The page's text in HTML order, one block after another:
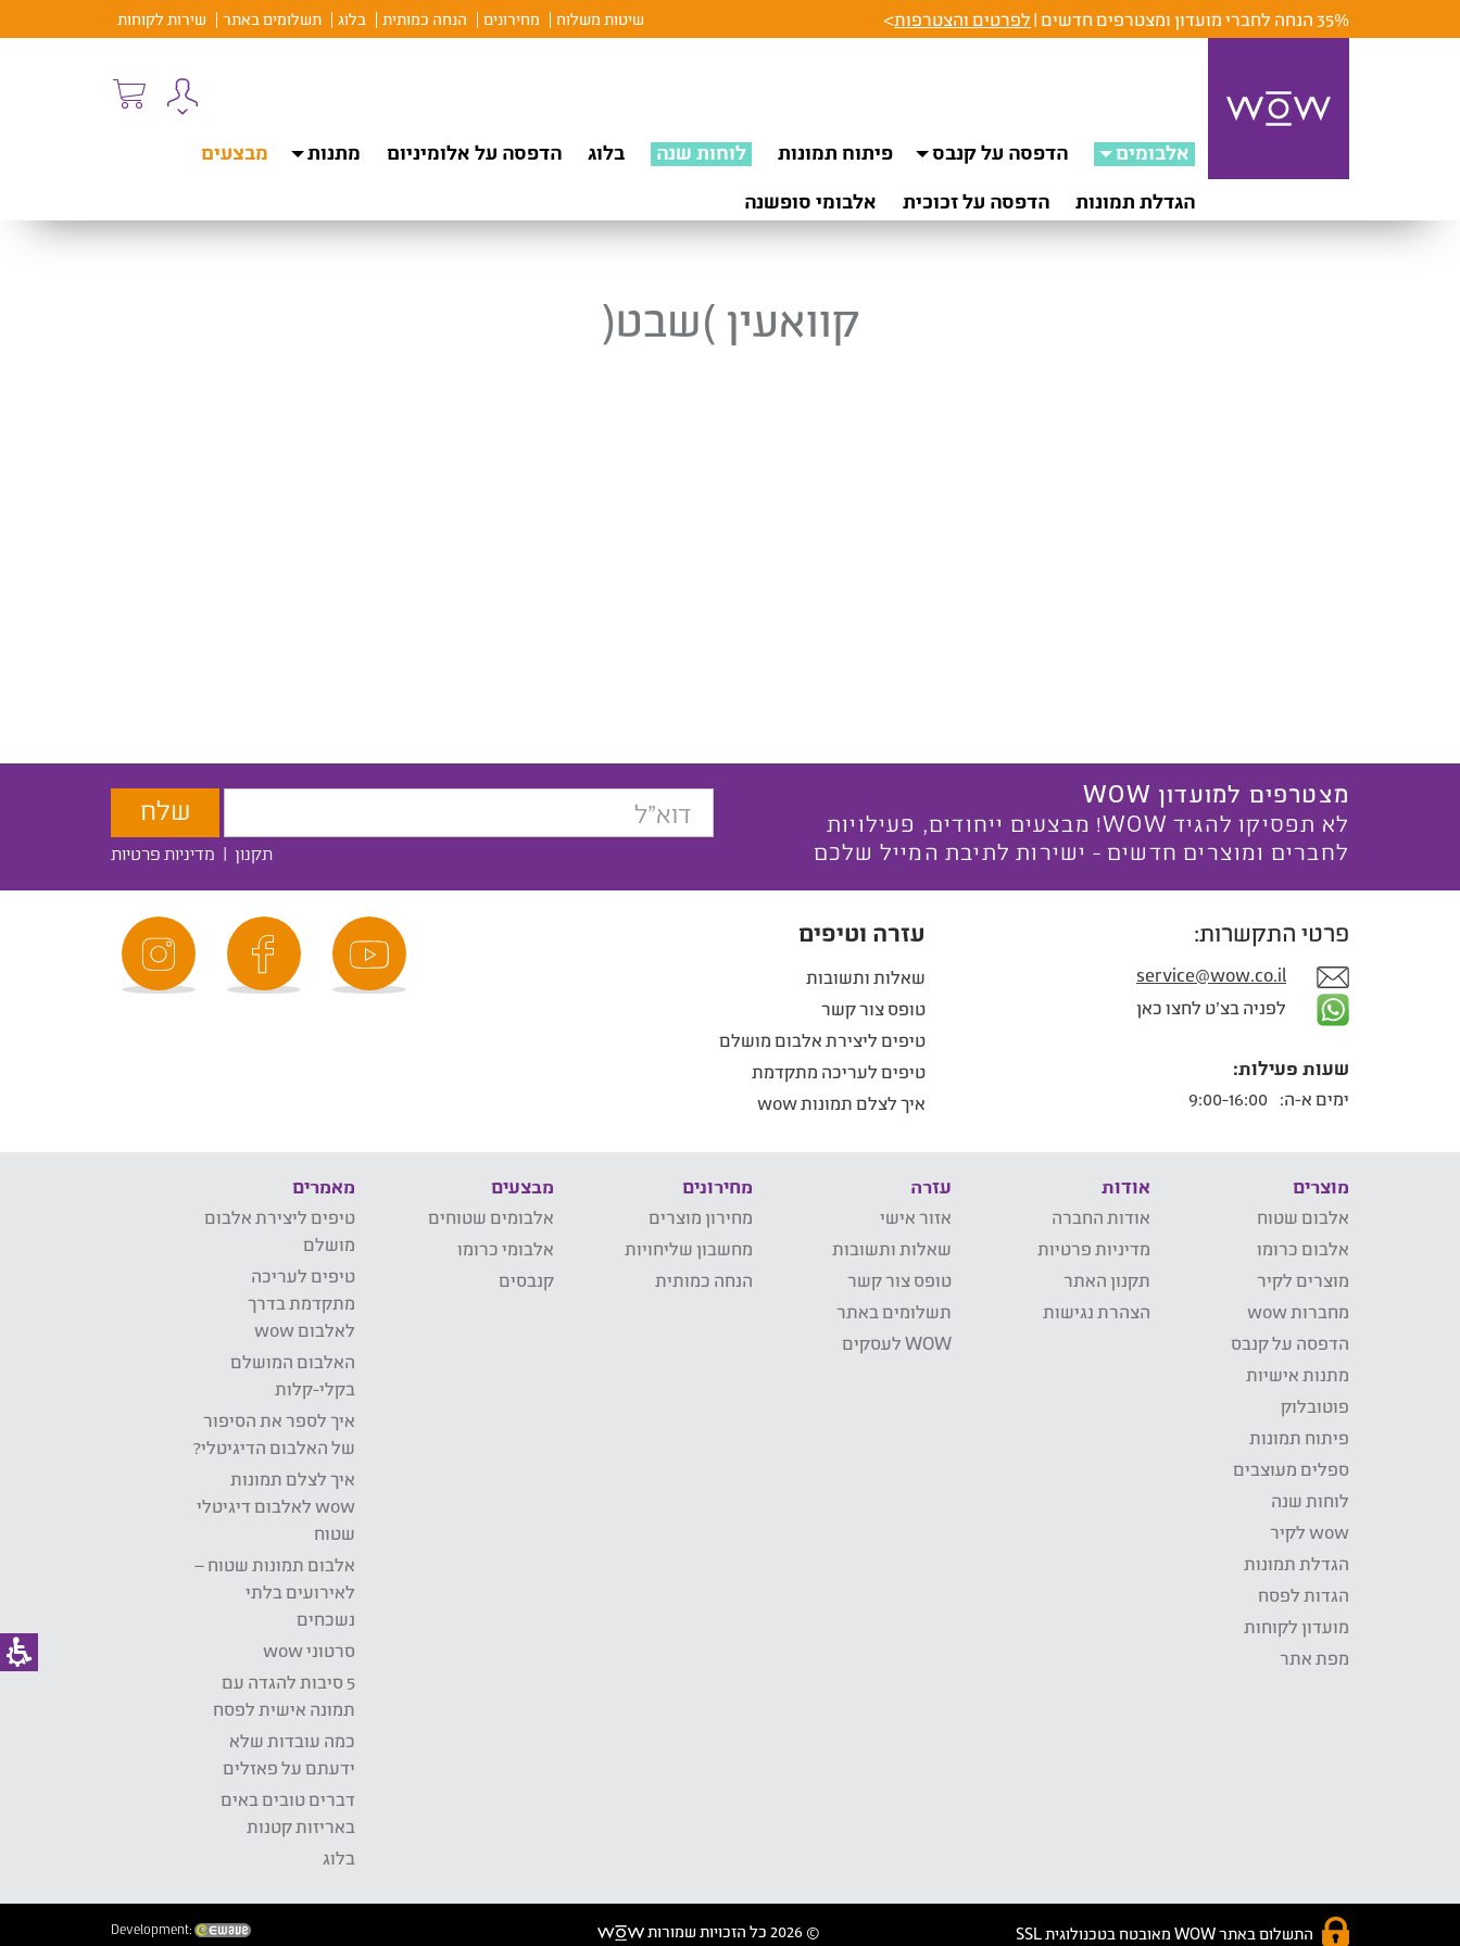
35% הנחה לחברי מועדון ומצטרפים חדשים | לפרטים והצטרפות> שיטות משלוח מחירונים הנחה כמותית בלוג תשלומים באתר שירות לקוחות
אלבומים הדפסה על קנבס פיתוח תמונות לוחות שנה בלוג הדפסה על אלומיניום מתנות
מבצעים
הגדלת תמונות
הדפסה על זכוכית אלבומי סופשנה
קוואעין )שבט(
מצטרפים למועדון WOW
לא תפסיקו להגיד WOW! מבצעים ייחודים, פעילויות
לחברים ומוצרים חדשים - ישירות לתיבת המייל שלכם
תקנון | מדיניות פרטיות
פרטי התקשרות:
service@wow.co.il
לפניה בצ'ט לחצו כאן
שעות פעילות:
ימים א-ה:
עזרה וטיפים
שאלות ותשובות
טופס צור קשר
טיפים ליצירת אלבום מושלם
טיפים לעריכה מתקדמת
איך לצלם תמונות wow
מוצרים
אלבום שטוח
אלבום כרומו
מוצרים לקיר
מחברות wow
הדפסה על קנבס
מתנות אישיות
פוטובלוק
פיתוח תמונות
ספלים מעוצבים
לוחות שנה
wow לקיר
הגדלת תמונות
הגדות לפסח
מועדון לקוחות
מפת אתר
אודות
אודות החברה
מדיניות פרטיות
תקנון האתר
הצהרת נגישות
עזרה
אזור אישי
שאלות ותשובות
טופס צור קשר
תשלומים באתר
WOW לעסקים
מחירונים
מחירון מוצרים
מחשבון שליחויות
הנחה כמותית
מבצעים
אלבומים שטוחים
אלבומי כרומו
קנבסים
מאמרים
טיפים ליצירת אלבום
מושלם
טיפים לעריכה
מתקדמת בדרך
לאלבום wow
האלבום המושלם
בקלי-קלות
איך לספר את הסיפור
של האלבום הדיגיטלי?
איך לצלם תמונות
wow לאלבום דיגיטלי
שטוח
אלבום תמונות שטוח –
לאירועים בלתי
נשכחים
סרטוני wow
5 סיבות להגדה עם
תמונה אישית לפסח
כמה עובדות שלא
ידעתם על פאזלים
דברים טובים באים
באריזות קטנות
בלוג
התשלום באתר WOW מאובטח בטכנולוגית SSL © 2026 כל הזכויות שמורות Development: